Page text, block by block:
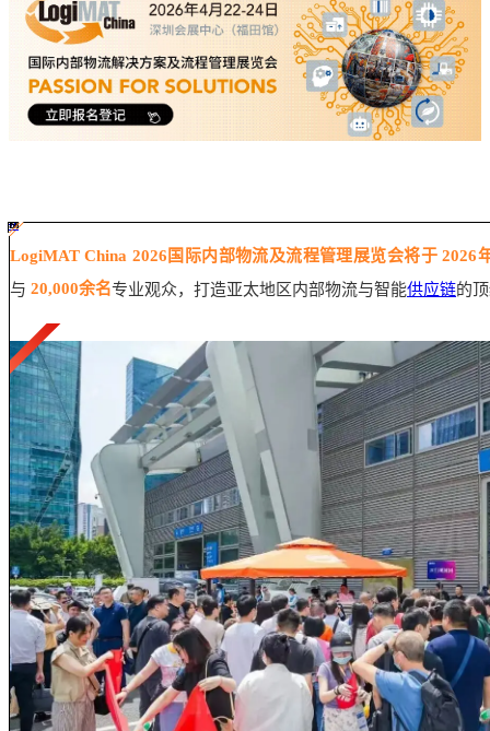
#ff8124 #2ab692
#2ab692 #
ff8124;box-sizing:border-box;">
LogiMAT China 2026国际内部物流及流程管理展览会将于
与 20,000余名专业观众，打造亚太地区内部物流与智能供应链的